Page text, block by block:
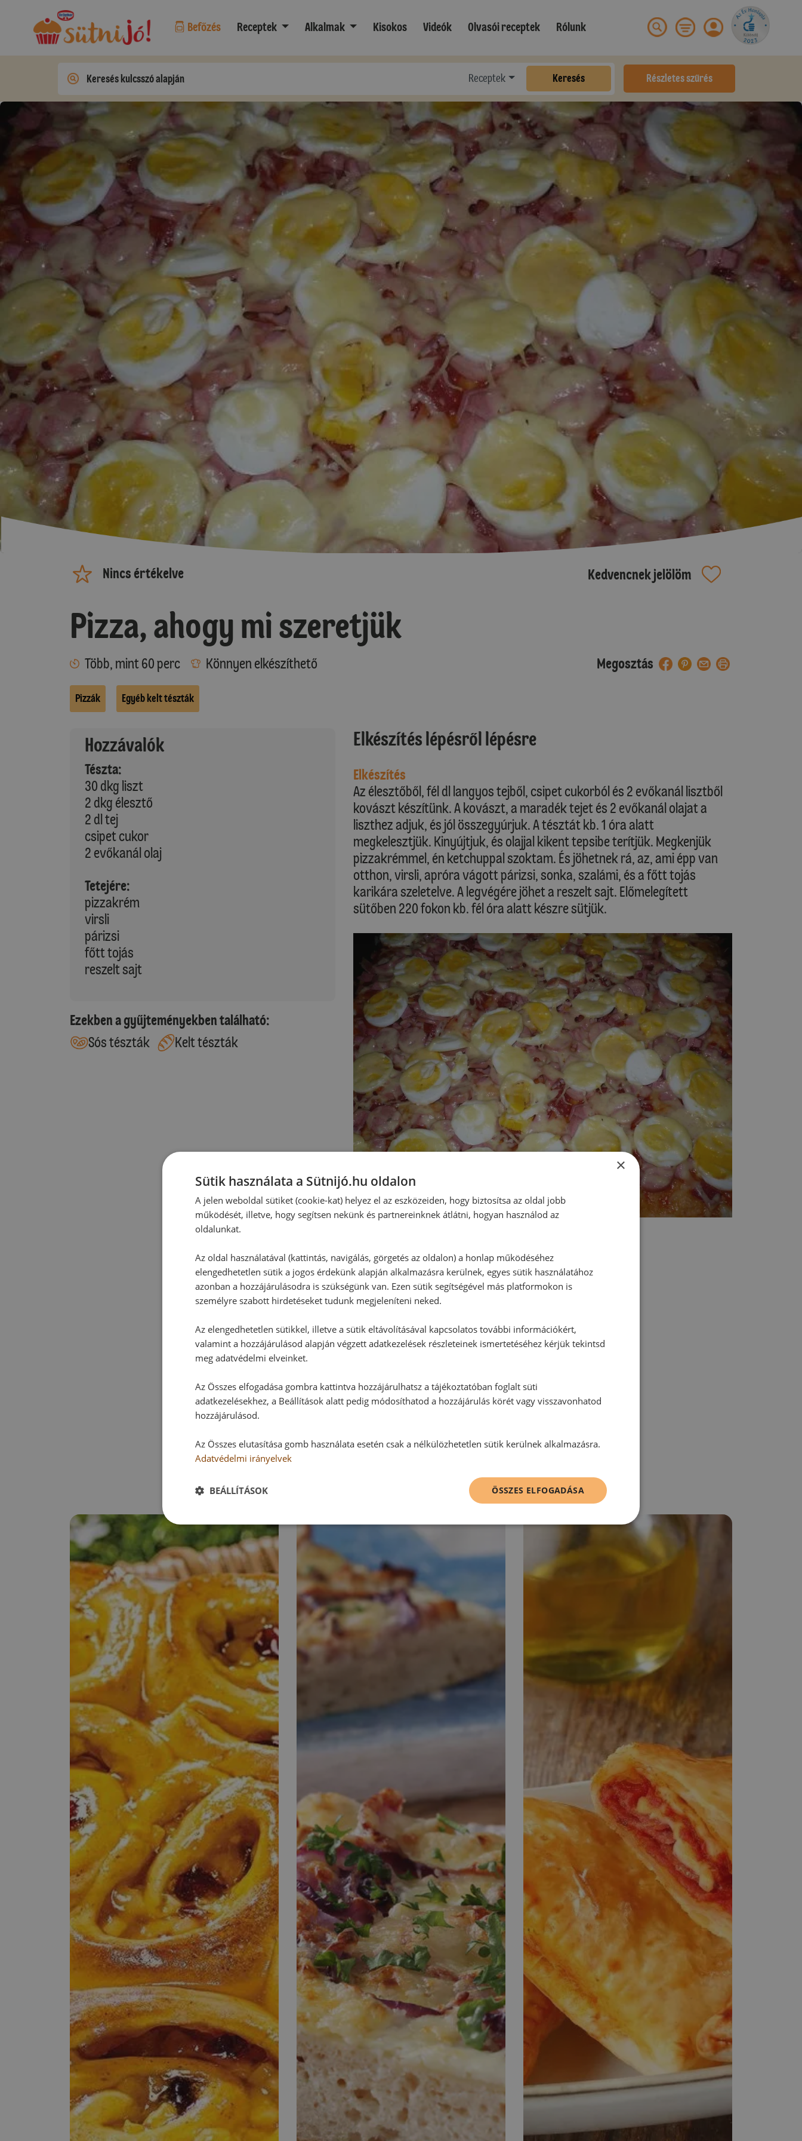
Befőzés Receptek Alkalmak Kisokos Videók Olvasói receptek Rólunk
Receptek Keresés Részletes szűrés
Nincs értékelve Kedvencnek jelölöm
Pizza, ahogy mi szeretjük
Több, mint 60 perc Könnyen elkészíthető Megosztás
Pizzák Egyéb kelt tészták
Hozzávalók
Tészta:
30 dkg liszt
2 dkg élesztő
2 dl tej
csipet cukor
2 evőkanál olaj
Tetejére:
pizzakrém
virsli
párizsi
főtt tojás
reszelt sajt
Ezekben a gyűjteményekben található:
Sós tészták
Kelt tészták
Elkészítés lépésről lépésre
Elkészítés
Az élesztőből, fél dl langyos tejből, csipet cukorból és 2 evőkanál lisztből
kovászt készítünk. A kovászt, a maradék tejet és 2 evőkanál olajat a
liszthez adjuk, és jól összegyúrjuk. A tésztát kb. 1 óra alatt
megkelesztjük. Kinyújtjuk, és olajjal kikent tepsibe terítjük. Megkenjük
pizzakrémmel, én ketchuppal szoktam. És jöhetnek rá, az, ami épp van
otthon, virsli, apróra vágott párizsi, sonka, szalámi, és a főtt tojás
karikára szeletelve. A legvégére jöhet a reszelt sajt. Előmelegített
sütőben 220 fokon kb. fél óra alatt készre sütjük.
Hozzászólások
Ehhez a recepthez még nem érkezett hozzászólás.
Vélemény írásához, kérjük,jelentkezz be!
×
Sütik használata a Sütnijó.hu oldalon
A jelen weboldal sütiket (cookie-kat) helyez el az eszközeiden, hogy biztosítsa az oldal jobb
működését, illetve, hogy segítsen nekünk és partnereinknek átlátni, hogyan használod az
oldalunkat.
Az oldal használatával (kattintás, navigálás, görgetés az oldalon) a honlap működéséhez
elengedhetetlen sütik a jogos érdekünk alapján alkalmazásra kerülnek, egyes sütik használatához
azonban a hozzájárulásodra is szükségünk van. Ezen sütik segítségével más platformokon is
személyre szabott hirdetéseket tudunk megjeleníteni neked.
Az elengedhetetlen sütikkel, illetve a sütik eltávolításával kapcsolatos további információkért,
valamint a hozzájárulásod alapján végzett adatkezelések részleteinek ismertetéséhez kérjük tekintsd
meg adatvédelmi elveinket.
Az Összes elfogadása gombra kattintva hozzájárulhatsz a tájékoztatóban foglalt süti
adatkezelésekhez, a Beállítások alatt pedig módosíthatod a hozzájárulás körét vagy visszavonhatod
hozzájárulásod.
Az Összes elutasítása gomb használata esetén csak a nélkülözhetetlen sütik kerülnek alkalmazásra.
Adatvédelmi irányelvek
ÖSSZES ELFOGADÁSA
BEÁLLÍTÁSOK